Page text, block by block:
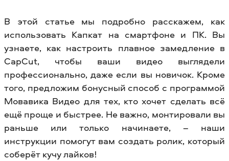
В этой статье мы подробно расскажем, как
использовать Капкат на смартфоне и ПК. Вы
узнаете, как настроить плавное замедление в
CapCut, чтобы ваши видео выглядели
профессионально, даже если вы новичок. Кроме
того, предложим бонусный способ с программой
Мовавика Видео для тех, кто хочет сделать всё
ещё проще и быстрее. Не важно, монтировали вы
раньше или только начинаете, – наши
инструкции помогут вам создать ролик, который
соберёт кучу лайков!